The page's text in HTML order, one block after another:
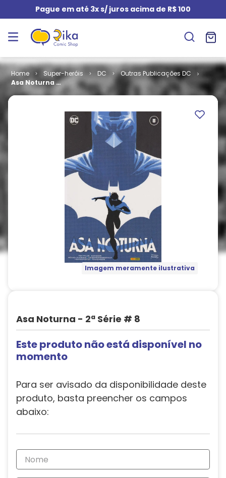
Pague em até 3x s/ juros acima de R$ 100
Super-heróis DC
Outras Publicações DC
Asa Noturna -
2ª Série # 8
Imagem meramente ilustrativa
Asa Noturna - 2ª Série # 8
Este produto não está disponível no
momento
Para ser avisado da disponibilidade deste
produto, basta preencher os campos
abaixo: